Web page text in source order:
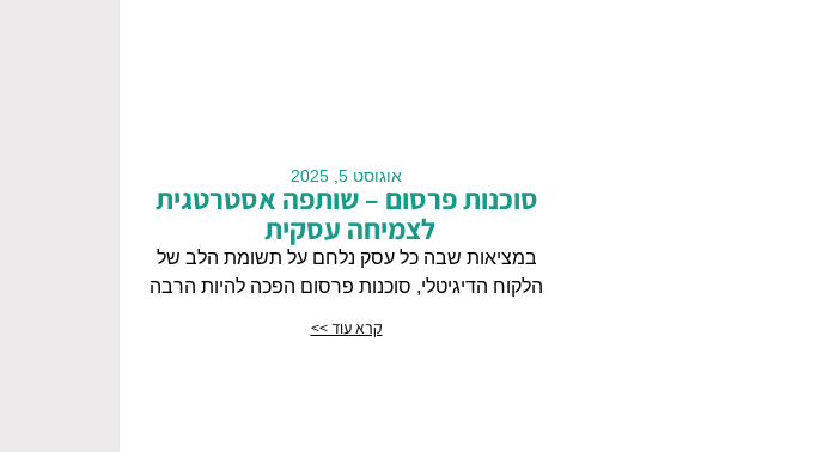
אוגוסט 5, 2025
סוכנות פרסום – שותפה אסטרטגית
לצמיחה עסקית
במציאות שבה כל עסק נלחם על תשומת הלב של
הלקוח הדיגיטלי, סוכנות פרסום הפכה להיות הרבה
קרא עוד >>